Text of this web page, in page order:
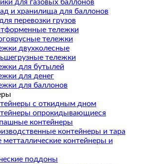
для газовых баллонов
и хранилища для баллонов
перевозки грузов
тележки
тележки
двухколесные
тележки
для бутылей
для денег
для баллонов
с откидным дном
опрокидывающиеся
контейнеры
контейнеры и тара
метталлические контейнеры и
поддоны